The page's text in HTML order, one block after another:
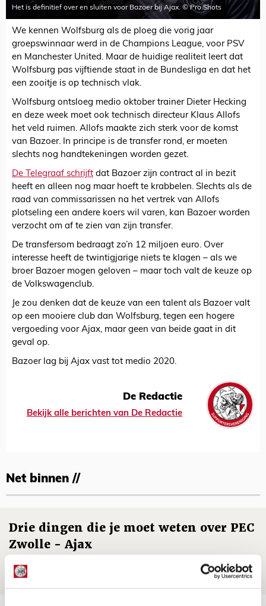
Het is definitief over en sluiten voor Bazoer bij Ajax. © Pro Shots
We kennen Wolfsburg als de ploeg die vorig jaar
groepswinnaar werd in de Champions League, voor PSV
en Manchester United. Maar de huidige realiteit leert dat
Wolfsburg pas vijftiende staat in de Bundesliga en dat het
een zooitje is op technisch vlak.
Wolfsburg ontsloeg medio oktober trainer Dieter Hecking
en deze week moet ook technisch directeur Klaus Allofs
het veld ruimen. Allofs maakte zich sterk voor de komst
van Bazoer. In principe is de transfer rond, er moeten
slechts nog handtekeningen worden gezet.
De Telegraaf schrijft dat Bazoer zijn contract al in bezit
heeft en alleen nog maar hoeft te krabbelen. Slechts als de
raad van commissarissen na het vertrek van Allofs
plotseling een andere koers wil varen, kan Bazoer worden
verzocht om af te zien van zijn transfer.
De transfersom bedraagt zo’n 12 miljoen euro. Over
interesse heeft de twintigjarige niets te klagen – als we
broer Bazoer mogen geloven – maar toch valt de keuze op
de Volkswagenclub.
Je zou denken dat de keuze van een talent als Bazoer valt
op een mooiere club dan Wolfsburg, tegen een hogere
vergoeding voor Ajax, maar geen van beide gaat in dit
geval op.
Bazoer lag bij Ajax vast tot medio 2020.
De Redactie
Bekijk alle berichten van De Redactie
Net binnen //
Drie dingen die je moet weten over PEC
Zwolle - Ajax
NIEUWS